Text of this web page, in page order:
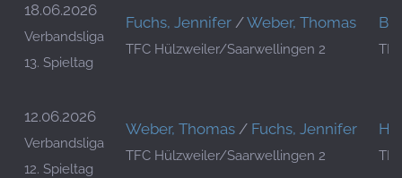
18.06.2026
Verbandsliga
13. Spieltag
Fuchs, Jennifer /Weber, Thomas
TFC Hülzweiler/Saarwellingen 2
12.06.2026
Verbandsliga
12. Spieltag
Weber, Thomas / Fuchs, Jennifer
TFC Hülzweiler/Saarwellingen 2